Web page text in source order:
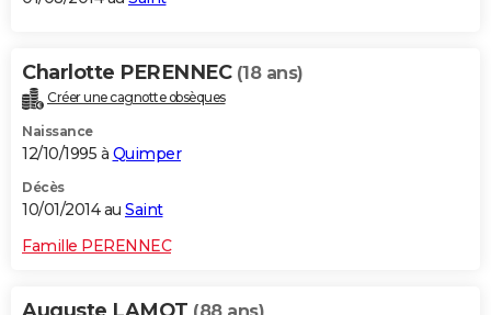
Charlotte PERENNEC (18 ans)
Créer une cagnotte obsèques
Naissance
12/10/1995 à Quimper
Décès
10/01/2014 au Saint
Famille PERENNEC